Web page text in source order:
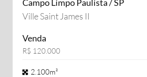
Campo Limpo Paulista / SP
Ville Saint James II
Venda
R$ 120.000
2.100m²